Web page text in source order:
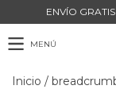
ENVÍO
MENÚ
Inicio /